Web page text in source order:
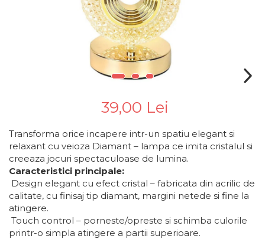
39,00 Lei
Transforma orice incapere intr-un spatiu elegant si
relaxant cu veioza Diamant – lampa ce imita cristalul si
creeaza jocuri spectaculoase de lumina.
Caracteristici principale:
Design elegant cu efect cristal – fabricata din acrilic de
calitate, cu finisaj tip diamant, margini netede si fine la
atingere.
Touch control – porneste/opreste si schimba culorile
printr-o simpla atingere a partii superioare.